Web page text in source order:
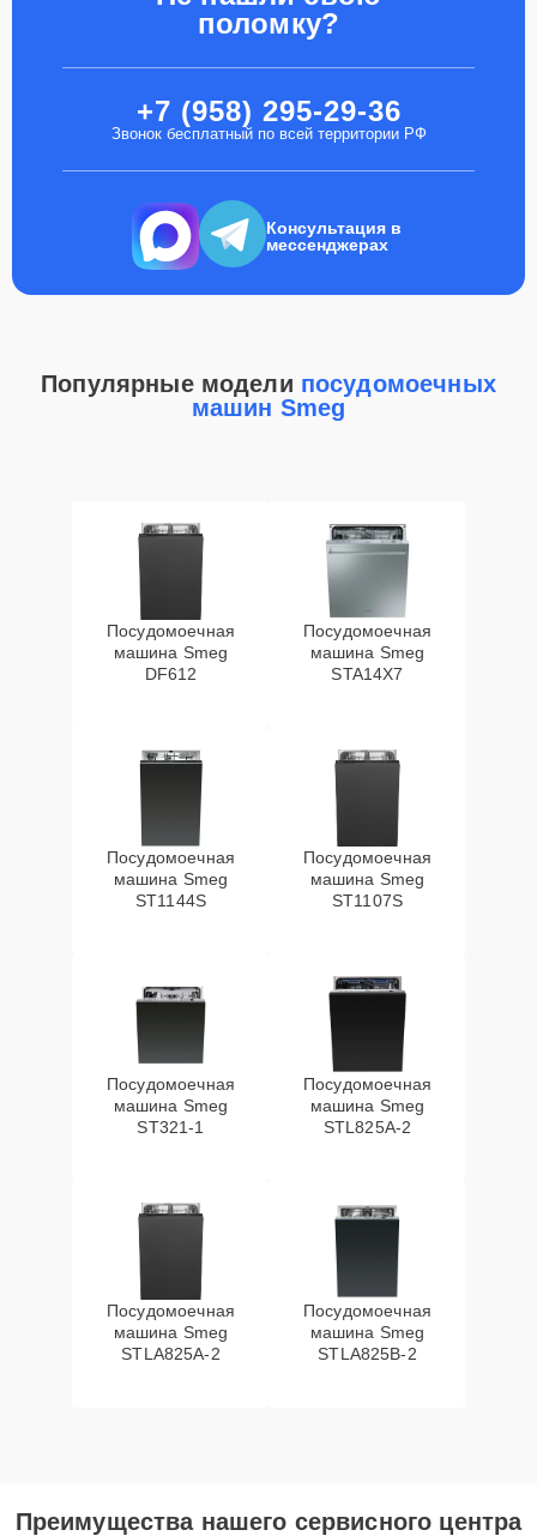
поломку?
+7 (958) 295-29-36
Звонок бесплатный по всей территории РФ
Консультация в
мессенджерах
Популярные модели посудомоечных
машин Smeg
Посудомоечная
машина Smeg
DF612
Посудомоечная
машина Smeg
STA14X7
Посудомоечная
машина Smeg
ST1144S
Посудомоечная
машина Smeg
ST1107S
Посудомоечная
машина Smeg
ST321-1
Посудомоечная
машина Smeg
STL825A-2
Посудомоечная
машина Smeg
STLA825A-2
Посудомоечная
машина Smeg
STLA825B-2
Преимущества нашего сервисного центра